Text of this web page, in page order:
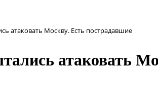
атаковать Москву. Есть пострадавшие
атаковать